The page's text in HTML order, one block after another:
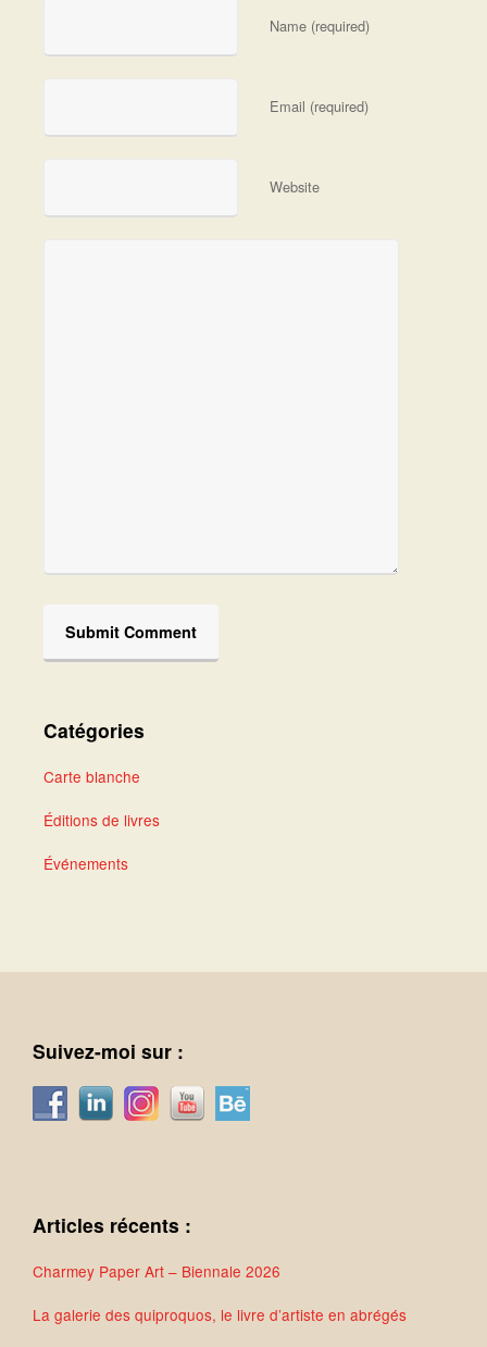
Name (required)
Email (required)
Website
Catégories
Carte blanche
Éditions de livres
Événements
Suivez-moi sur :
Articles récents :
Charmey Paper Art – Biennale 2026
La galerie des quiproquos, le livre d’artiste en abrégés